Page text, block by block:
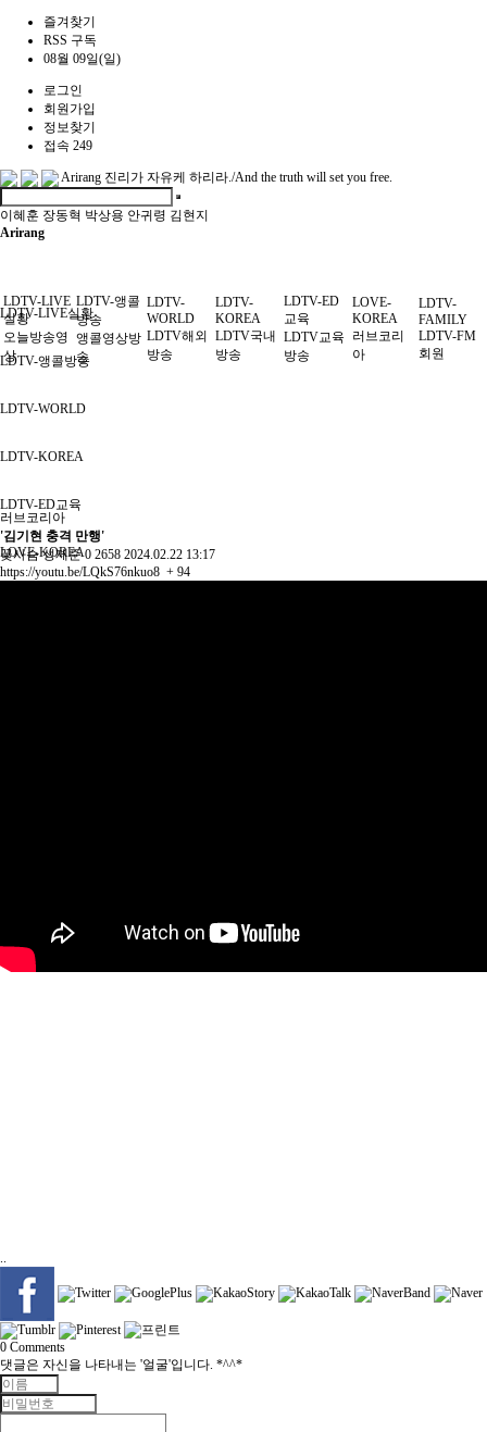
즐겨찾기
RSS 구독
08월 09일(일)
로그인
회원가입
정보찾기
접속 249
Arirang 진리가 자유케 하리라./And the truth will set you free.
이혜훈 장동혁 박상용 안귀령 김현지
Arirang
LDTV-LIVE실황
LDTV-앵콜방송
LDTV-WORLD
LDTV-KOREA
LDTV-ED교육
LOVE-KOREA
LDTV-LIVE
실황
오늘방송영
상
LDTV-앵콜
방송
앵콜영상방
송
LDTV-
WORLD
LDTV해외
방송
LDTV-
KOREA
LDTV국내
방송
LDTV-ED
교육
LDTV교육
방송
LOVE-
KOREA
러브코리
아
LDTV-
FAMILY
LDTV-FM
회원
러브코리아
'김기현 충격 만행'
꽃사슴 성제준0 2658 2024.02.22 13:17
https://youtu.be/LQkS76nkuo8 + 94
..
0 Comments
댓글은 자신을 나타내는 '얼굴'입니다. *^^*